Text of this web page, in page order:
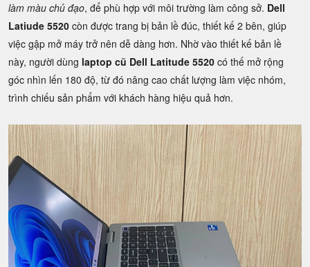
làm màu chủ đạo, để phù hợp với môi trường làm công sở. Dell
Latiude 5520 còn được trang bị bản lề đúc, thiết kế 2 bên, giúp
việc gập mở máy trở nên dễ dàng hơn. Nhờ vào thiết kế bản lề
này, người dùng laptop cũ Dell Latitude 5520 có thế mở rộng
góc nhìn lến 180 độ, từ đó nâng cao chất lượng làm việc nhóm,
trình chiếu sản phẩm với khách hàng hiệu quả hơn.